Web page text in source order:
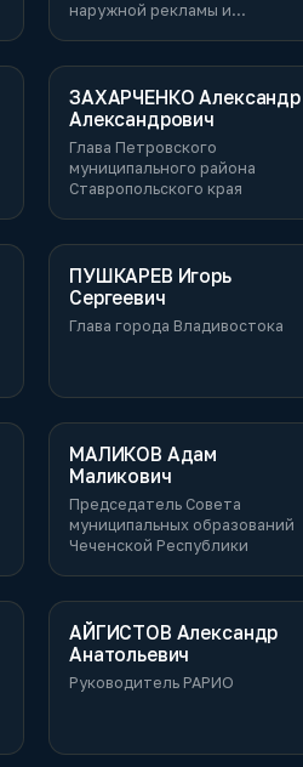
наружной рекламы и
Казани»
ЗАХАРЧЕНКО Александр
Александрович
Глава Петровского
муниципального района
Ставропольского края
ПУШКАРЕВ Игорь
Сергеевич
Глава города Владивостока
МАЛИКОВ Адам
Маликович
Председатель Совета
муниципальных образований
Чеченской Республики
АЙГИСТОВ Александр
Анатольевич
Руководитель РАРИО